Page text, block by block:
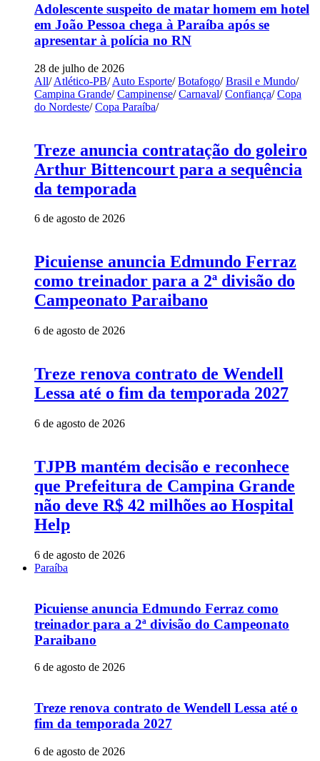
Adolescente suspeito de matar homem em hotel
em João Pessoa chega à Paraíba após se
apresentar à polícia no RN
28 de julho de 2026
All/ Atlético-PB/ Auto Esporte/ Botafogo/ Brasil e Mundo/
Campina Grande/ Campinense/ Carnaval/ Confiança/ Copa
do Nordeste/ Copa Paraíba/
Treze anuncia contratação do goleiro
Arthur Bittencourt para a sequência
da temporada
6 de agosto de 2026
Picuiense anuncia Edmundo Ferraz
como treinador para a 2ª divisão do
Campeonato Paraibano
6 de agosto de 2026
Treze renova contrato de Wendell
Lessa até o fim da temporada 2027
6 de agosto de 2026
TJPB mantém decisão e reconhece
que Prefeitura de Campina Grande
não deve R$ 42 milhões ao Hospital
Help
6 de agosto de 2026
Paraíba
Picuiense anuncia Edmundo Ferraz como
treinador para a 2ª divisão do Campeonato
Paraibano
6 de agosto de 2026
Treze renova contrato de Wendell Lessa até o
fim da temporada 2027
6 de agosto de 2026